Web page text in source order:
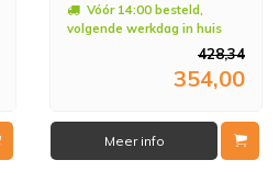
Vóór 14:00 besteld,
volgende werkdag in huis
428,34
354,00
Meer info